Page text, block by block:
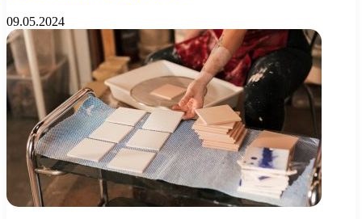
09.05.2024